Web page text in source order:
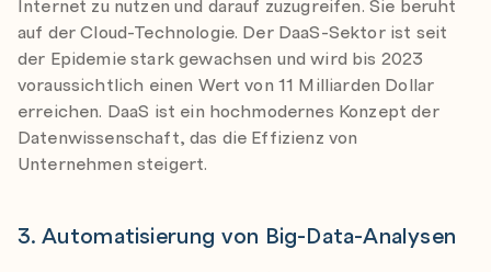
Internet zu nutzen und darauf zuzugreifen. Sie beruht
auf der Cloud-Technologie. Der DaaS-Sektor ist seit
der Epidemie stark gewachsen und wird bis 2023
voraussichtlich einen Wert von 11 Milliarden Dollar
erreichen. DaaS ist ein hochmodernes Konzept der
Datenwissenschaft, das die Effizienz von
Unternehmen steigert.
3. Automatisierung von Big-Data-Analysen